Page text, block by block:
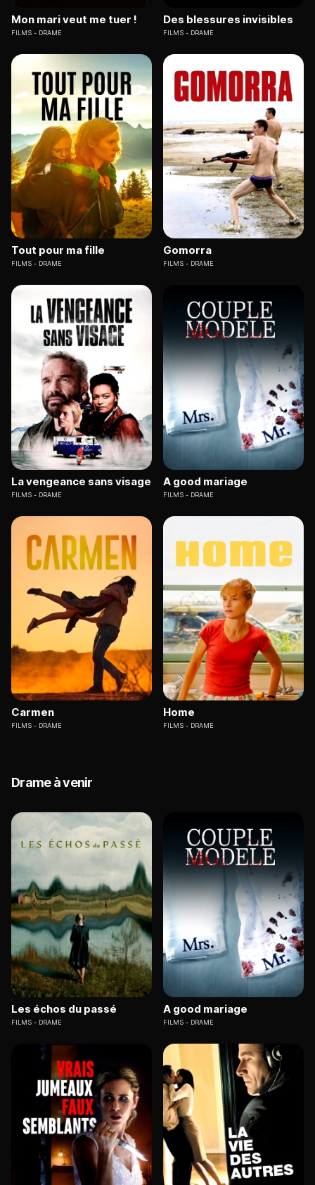
Mon mari veut me tuer !
FILMS DRAME
Des blessures invisibles
FILMS DRAME
Tout pour ma fille
FILMS DRAME
Gomorra
FILMS DRAME
La vengeance sans visage
FILMS DRAME
A good mariage
FILMS DRAME
Carmen
FILMS DRAME
Home
FILMS DRAME
Drame à venir
Les échos du passé
FILMS DRAME
A good mariage
FILMS DRAME